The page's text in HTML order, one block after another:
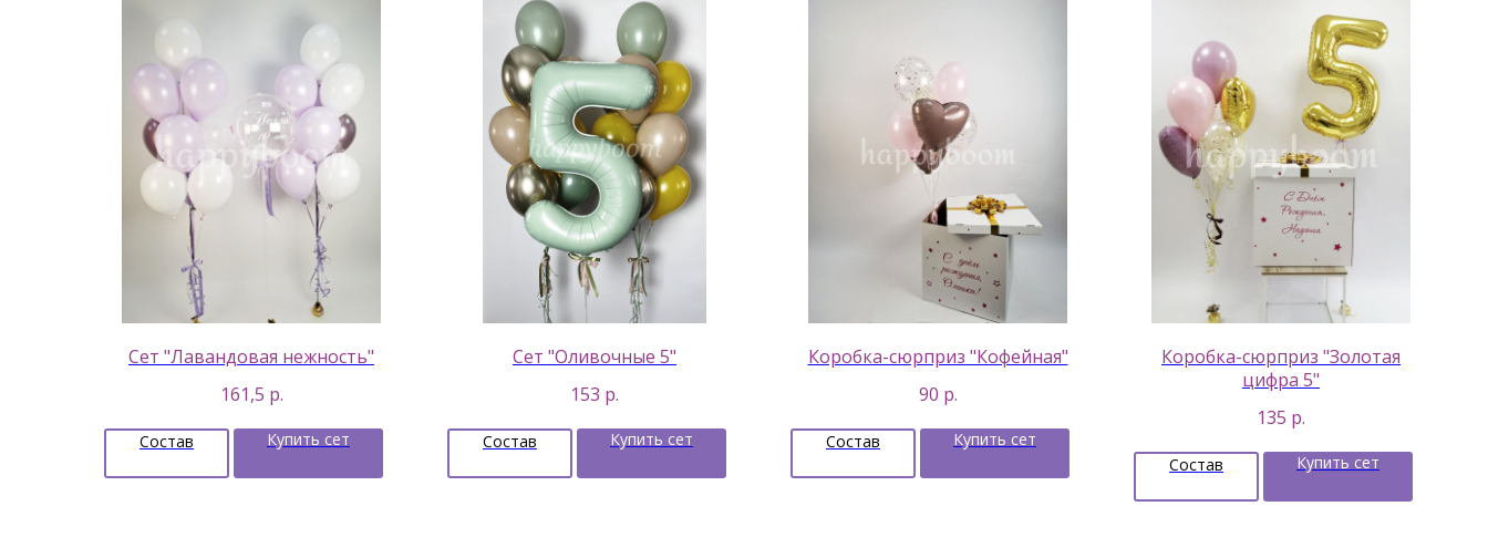
Сет "Лавандовая нежность"
161,5 р.
Состав Купить сет
Сет "Оливочные 5"
153 р.
Состав Купить сет
Коробка-сюрприз "Кофейная"
90 р.
Состав Купить сет
Коробка-сюрприз "Золотая
цифра 5"
135 р.
Состав Купить сет